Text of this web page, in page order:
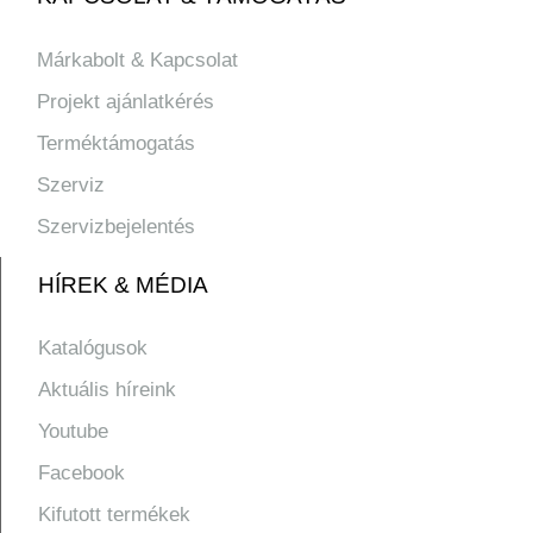
Márkabolt & Kapcsolat
Projekt ajánlatkérés
Terméktámogatás
Szerviz
Szervizbejelentés
HÍREK & MÉDIA
Katalógusok
Aktuális híreink
Youtube
Facebook
Kifutott termékek